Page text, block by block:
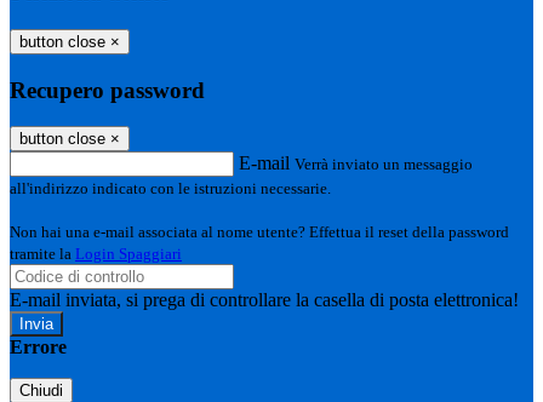
button close ×
Recupero password
button close ×
E-mail Verrà inviato un messaggio
all'indirizzo indicato con le istruzioni necessarie.
Non hai una e-mail associata al nome utente? Effettua il reset della password
tramite la Login Spaggiari
E-mail inviata, si prega di controllare la casella di posta elettronica!
Errore
Chiudi